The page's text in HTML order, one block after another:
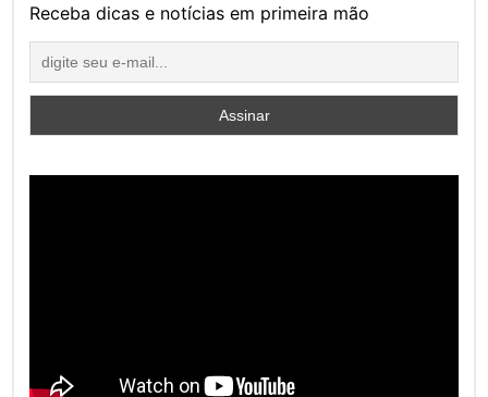
Receba dicas e notícias em primeira mão